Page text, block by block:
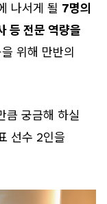
나서게 될 7명의
등 전문 역량을
위해 만반의
큼 궁금해 하실
선수 2인을